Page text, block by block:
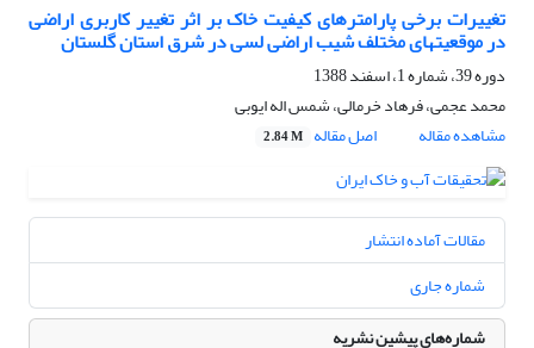
تغییرات برخی پارامترهای کیفیت خاک بر اثر تغییر کاربری اراضی
در موقعیتهای مختلف شیب اراضی لسی در شرق استان گلستان
دوره 39، شماره 1، اسفند 1388
محمد عجمی، فرهاد خرمالی، شمس اله ایوبی
مشاهده مقاله
اصل مقاله 2.84 M
مقالات آماده انتشار
شماره جاری
شماره‌های پیشین نشریه